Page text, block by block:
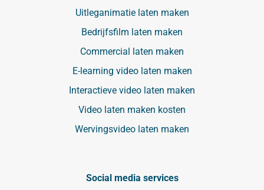
Uitleganimatie laten maken
Bedrijfsfilm laten maken
Commercial laten maken
E-learning video laten maken
Interactieve video laten maken
Video laten maken kosten
Wervingsvideo laten maken
Social media services